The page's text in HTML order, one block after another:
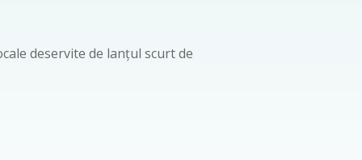
deservite de lanțul scurt de